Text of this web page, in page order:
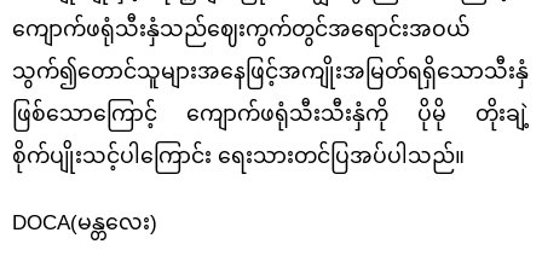
ကျောက်ဖရုံသီးနှံသည်ဈေးကွက်တွင်အရောင်းအဝယ်
သွက်၍တောင်သူများအနေဖြင့်အကျိုးအမြတ်ရရှိသောသီးနှံ
ဖြစ်သောကြောင့် ကျောက်ဖရုံသီးသီးနှံကို ပိုမို တိုးချဲ့
စိုက်ပျိုးသင့်ပါကြောင်း ရေးသားတင်ပြအပ်ပါသည်။
DOCA(မန္တလေး)